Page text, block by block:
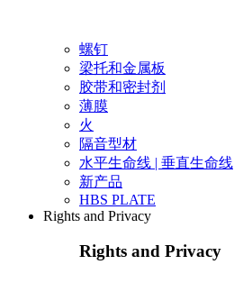
螺钉
梁托和金属板
胶带和密封剂
薄膜
火
隔音型材
水平生命线 | 垂直生命线
新产品
HBS PLATE
Rights and Privacy
Rights and Privacy